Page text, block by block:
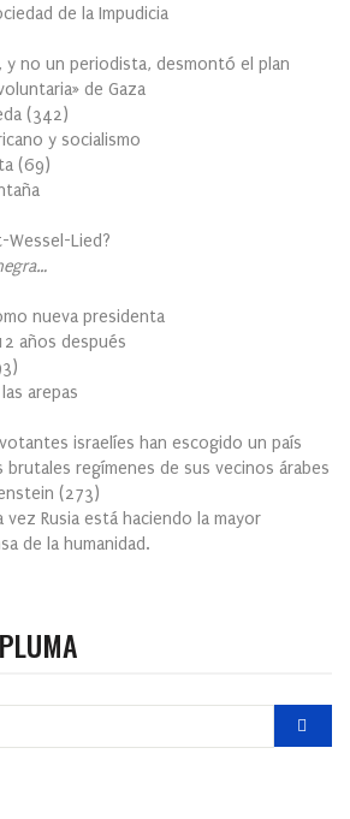
de la Impudicia
y no un periodista, desmontó el plan
de Gaza
(342)
y socialismo
(69)
Wessel-Lied?
nueva presidenta
años después
)
arepas
israelíes han escogido un país
regímenes de sus vecinos árabes
(273)
Rusia está haciendo la mayor
de la humanidad.